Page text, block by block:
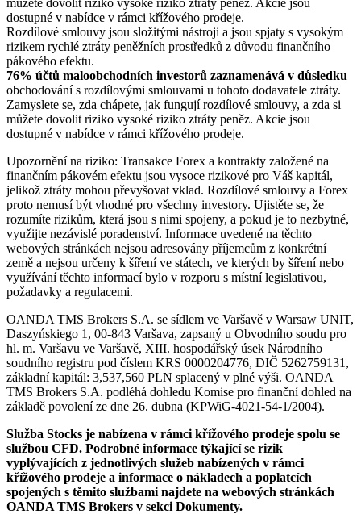
dostupné v nabídce v rámci křížového prodeje.
Rozdílové smlouvy jsou složitými nástroji a jsou spjaty s vysokým
rizikem rychlé ztráty peněžních prostředků z důvodu finančního
pákového efektu.
76% účtů maloobchodních investorů zaznamenává v důsledku
obchodování s rozdílovými smlouvami u tohoto dodavatele ztráty.
Zamyslete se, zda chápete, jak fungují rozdílové smlouvy, a zda si
můžete dovolit riziko vysoké riziko ztráty peněz. Akcie jsou
dostupné v nabídce v rámci křížového prodeje.
Upozornění na riziko: Transakce Forex a kontrakty založené na
finančním pákovém efektu jsou vysoce rizikové pro Váš kapitál,
jelikož ztráty mohou převyšovat vklad. Rozdílové smlouvy a Forex
proto nemusí být vhodné pro všechny investory. Ujistěte se, že
rozumíte rizikům, která jsou s nimi spojeny, a pokud je to nezbytné,
využijte nezávislé poradenství. Informace uvedené na těchto
webových stránkách nejsou adresovány příjemcům z konkrétní
země a nejsou určeny k šíření ve státech, ve kterých by šíření nebo
využívání těchto informací bylo v rozporu s místní legislativou,
požadavky a regulacemi.
OANDA TMS Brokers S.A. se sídlem ve Varšavě v Warsaw UNIT,
Daszyńskiego 1, 00-843 Varšava, zapsaný u Obvodního soudu pro
hl. m. Varšavu ve Varšavě, XIII. hospodářský úsek Národního
soudního registru pod číslem KRS 0000204776, DIČ 5262759131,
základní kapitál: 3,537,560 PLN splacený v plné výši. OANDA
TMS Brokers S.A. podléhá dohledu Komise pro finanční dohled na
základě povolení ze dne 26. dubna (KPWiG-4021-54-1/2004).
Služba Stocks je nabízena v rámci křížového prodeje spolu se
službou CFD. Podrobné informace týkající se rizik
vyplývajících z jednotlivých služeb nabízených v rámci
křížového prodeje a informace o nákladech a poplatcích
spojených s těmito službami najdete na webových stránkách
OANDA TMS Brokers v sekci Dokumenty.